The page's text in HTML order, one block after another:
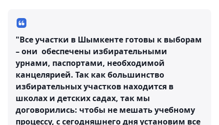
"Все участки в Шымкенте готовы к выборам
– они обеспечены избирательными
урнами, паспортами, необходимой
канцелярией. Так как большинство
избирательных участков находится в
школах и детских садах, так мы
договорились: чтобы не мешать учебному
процессу, с сегодняшнего дня установим все